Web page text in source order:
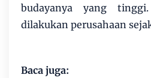
budayanya yang
dilakukan perusahaan
Baca juga: